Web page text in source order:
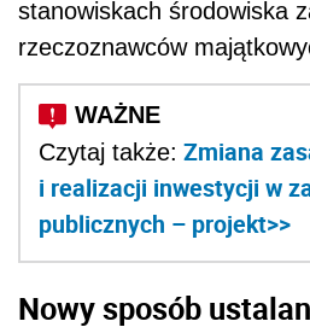
stanowiskach środowiska
rzeczoznawców
Czytaj także: Zmiana
i realizacji inwestycji w
publicznych – projekt>>
Nowy sposób